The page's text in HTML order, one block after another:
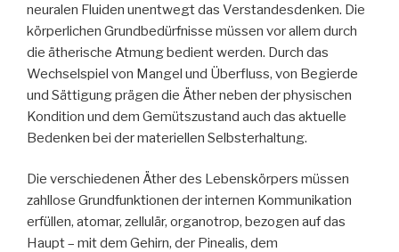
neuralen Fluiden unentwegt das Verstandesdenken. Die
körperlichen Grundbedürfnisse müssen vor allem durch
die ätherische Atmung bedient werden. Durch das
Wechselspiel von Mangel und Überfluss, von Begierde
und Sättigung prägen die Äther neben der physischen
Kondition und dem Gemütszustand auch das aktuelle
Bedenken bei der materiellen Selbsterhaltung.
Die verschiedenen Äther des Lebenskörpers müssen
zahllose Grundfunktionen der internen Kommunikation
erfüllen, atomar, zellulär, organotrop, bezogen auf das
Haupt – mit dem Gehirn, der Pinealis, dem